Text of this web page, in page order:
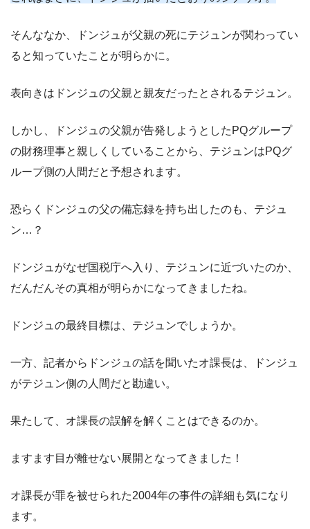
そんななか、ドンジュが父親の死にテジュンが関わってい
ると知っていたことが明らかに。
表向きはドンジュの父親と親友だったとされるテジュン。
しかし、ドンジュの父親が告発しようとしたPQグループ
の財務理事と親しくしていることから、テジュンはPQグ
ループ側の人間だと予想されます。
恐らくドンジュの父の備忘録を持ち出したのも、テジュ
ン…？
ドンジュがなぜ国税庁へ入り、テジュンに近づいたのか、
だんだんその真相が明らかになってきましたね。
ドンジュの最終目標は、テジュンでしょうか。
一方、記者からドンジュの話を聞いたオ課長は、ドンジュ
がテジュン側の人間だと勘違い。
果たして、オ課長の誤解を解くことはできるのか。
ますます目が離せない展開となってきました！
オ課長が罪を被せられた2004年の事件の詳細も気になり
ます。